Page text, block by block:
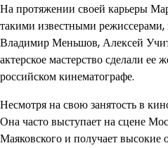
На протяжении своей карьеры
такими известными
Владимир Меньшов, Алексей
актерское мастерство сделали ее
российском кинематографе.
Несмотря на свою занятость в
Она часто выступает на сцене
Маяковского и получает высокие